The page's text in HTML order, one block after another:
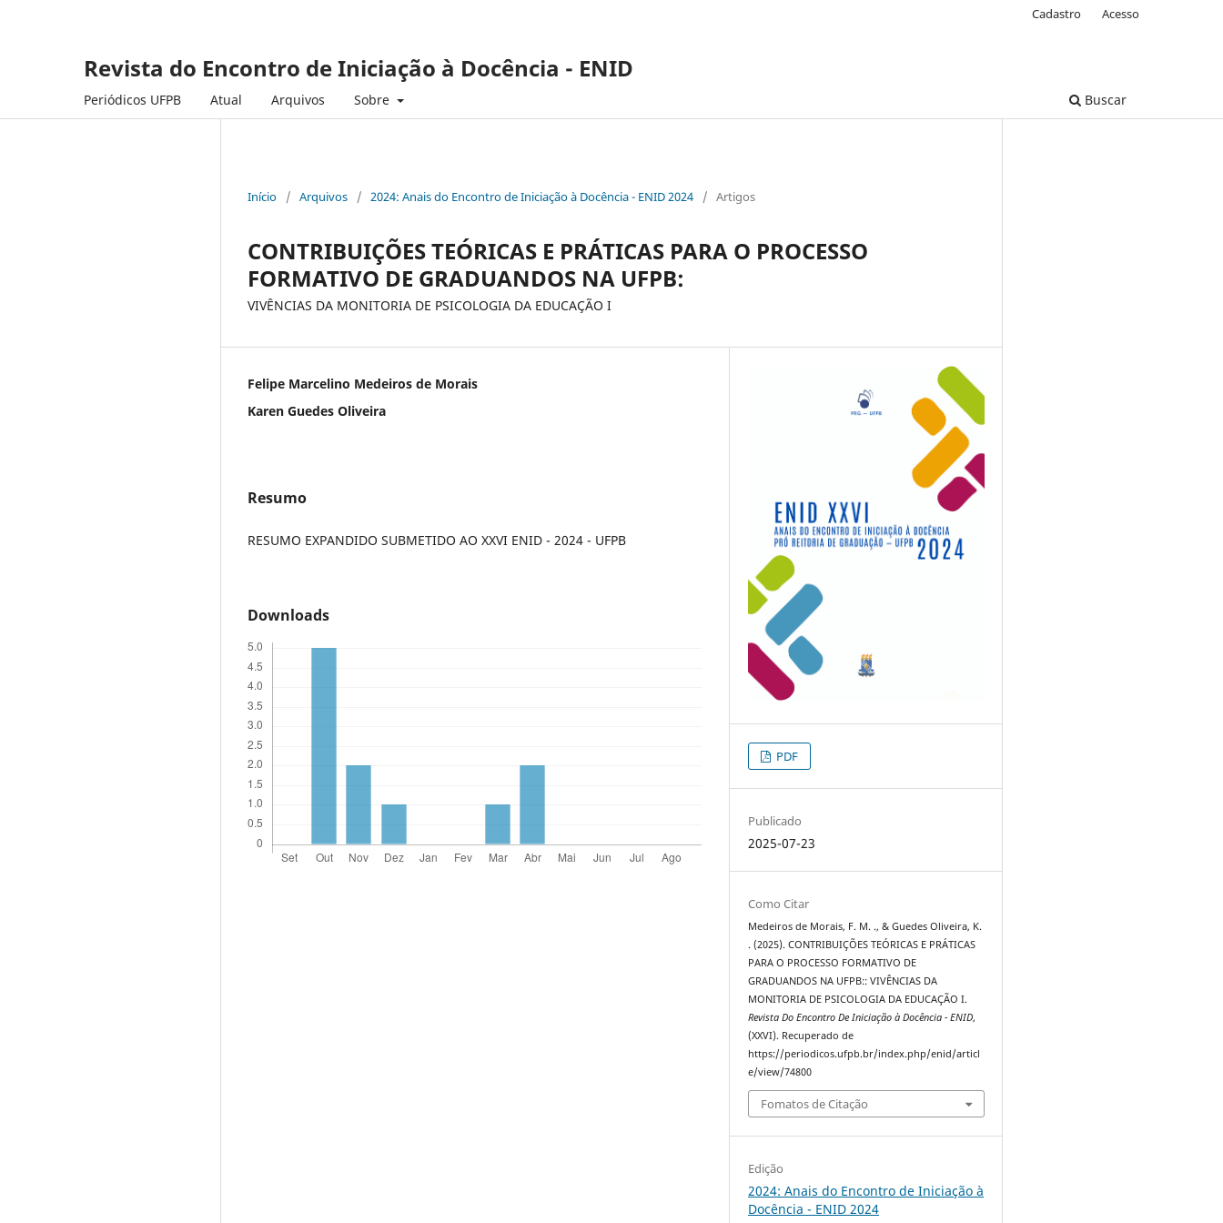
Revista do Encontro de Iniciação à Docência - ENID
Periódicos UFPB Atual Arquivos Sobre Buscar
Cadastro Acesso
Início / Arquivos / 2024: Anais do Encontro de Iniciação à Docência - ENID 2024 / Artigos
CONTRIBUIÇÕES TEÓRICAS E PRÁTICAS PARA O PROCESSO
FORMATIVO DE GRADUANDOS NA UFPB:
VIVÊNCIAS DA MONITORIA DE PSICOLOGIA DA EDUCAÇÃO I
Felipe Marcelino Medeiros de Morais
Karen Guedes Oliveira
Resumo
RESUMO EXPANDIDO SUBMETIDO AO XXVI ENID - 2024 - UFPB
Downloads
PDF
Publicado
2025-07-23
Como Citar
Medeiros de Morais, F. M. ., & Guedes Oliveira, K.
. (2025). CONTRIBUIÇÕES TEÓRICAS E PRÁTICAS
PARA O PROCESSO FORMATIVO DE
GRADUANDOS NA UFPB:: VIVÊNCIAS DA
MONITORIA DE PSICOLOGIA DA EDUCAÇÃO I.
Revista Do Encontro De Iniciação à Docência - ENID,
(XXVI). Recuperado de
https://periodicos.ufpb.br/index.php/enid/articl
e/view/74800
Fomatos de Citação
Edição
2024: Anais do Encontro de Iniciação à
Docência - ENID 2024